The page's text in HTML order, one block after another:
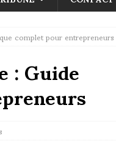
complet pour entrepreneurs
: Guide